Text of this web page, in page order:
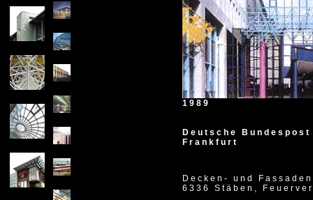
X
1989
Deutsche Bundespost
Frankfurt
Decken- und
6336 Stäben,